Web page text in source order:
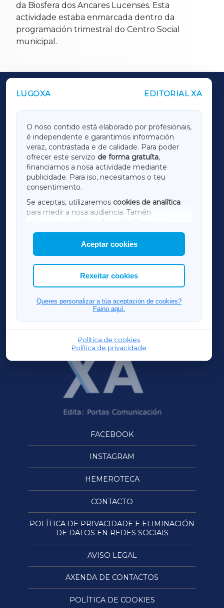
da Biosfera dos Ancares Lucenses. Esta
actividade estaba enmarcada dentro da
programación trimestral do Centro Social
municipal.
LUGOXA EDITORIAL XA
O noso contido está elaborado por profesionais,
é independente e garantimos información
veraz, contrastada e de calidade. Para poder
ofrecer este servizo de forma gratuíta,
financiamos a nosa actividade mediante
publicidade. Para iso, necesitamos o teu
consentimento.
Se aceptas, utilizaremos cookies de analítica
para medir a nosa audiencia. Tamén
utilizaremos
cookies de marketing
mostrar publicidade de terceiros.
Así mesmo, podes personalizar a elección das
cookies que desexas permitir.
Aceptar cookies
Rexeitar cookies
Queres personalizar a túa aceptación de cookies?
Faino aquí.
Política de cookies
Política de privacidade
OUTROS PERIÓDICOS
LUGOXA
TERRACHAXA
AMARIÑAXA
RIBEIRASACRAXA
ACORUÑAXA
FERROLXA
OURENSEXA
FACEBOOK
INSTAGRAM
HEMEROTECA
CONTACTO
POLÍTICA DE PRIVACIDADE E ELIMINACIÓN
DE DATOS EN REDES SOCIAIS
AVISO LEGAL
AXENDA DE CONTACTOS
POLÍTICA DE COOKIES